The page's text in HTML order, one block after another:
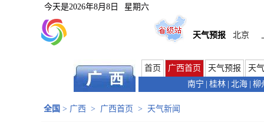
今天是2026年8月8日 星期六
天气预报 北京
首页 广西首页 天气预报
天
南宁
桂林 北海 柳
全国 > 广西 > 广西首页 > 天气新闻